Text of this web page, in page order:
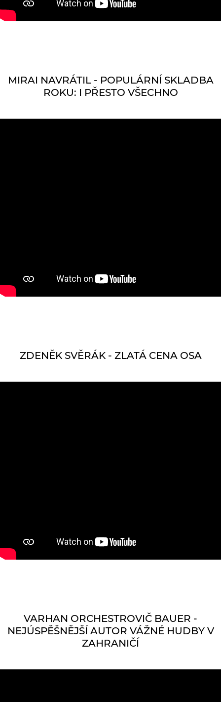
MIRAI NAVRÁTIL - POPULÁRNÍ SKLADBA
ROKU: I PŘESTO VŠECHNO
ZDENĚK SVĚRÁK - ZLATÁ CENA OSA
VARHAN ORCHESTROVIČ BAUER -
NEJÚSPĚŠNĚJŠÍ AUTOR VÁŽNÉ HUDBY V
ZAHRANIČÍ